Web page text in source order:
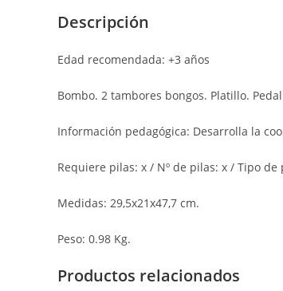
Descripción
Edad recomendada: +3 años
Bombo. 2 tambores bongos. Platillo.
Información pedagógica: Desarrolla la
Requiere pilas: x / Nº de pilas: x / Tipo de
Medidas: 29,5x21x47,7 cm.
Peso: 0.98 Kg.
Productos relacionados